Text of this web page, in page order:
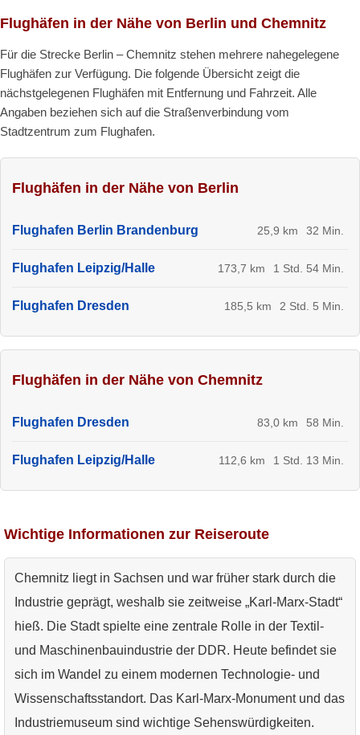
Flughäfen in der Nähe von Berlin und Chemnitz
Für die Strecke Berlin – Chemnitz stehen mehrere nahegelegene
Flughäfen zur Verfügung. Die folgende Übersicht zeigt die
nächstgelegenen Flughäfen mit Entfernung und Fahrzeit. Alle
Angaben beziehen sich auf die Straßenverbindung vom
Stadtzentrum zum Flughafen.
Flughäfen in der Nähe von Berlin
Flughafen Berlin Brandenburg 25,9 km 32 Min.
Flughafen Leipzig/Halle 173,7 km 1 Std. 54 Min.
Flughafen Dresden 185,5 km 2 Std. 5 Min.
Flughäfen in der Nähe von Chemnitz
Flughafen Dresden 83,0 km 58 Min.
Flughafen Leipzig/Halle 112,6 km 1 Std. 13 Min.
Wichtige Informationen zur Reiseroute
Chemnitz liegt in Sachsen und war früher stark durch die
Industrie geprägt, weshalb sie zeitweise „Karl-Marx-Stadt“
hieß. Die Stadt spielte eine zentrale Rolle in der Textil-
und Maschinenbauindustrie der DDR. Heute befindet sie
sich im Wandel zu einem modernen Technologie- und
Wissenschaftsstandort. Das Karl-Marx-Monument und das
Industriemuseum sind wichtige Sehenswürdigkeiten.